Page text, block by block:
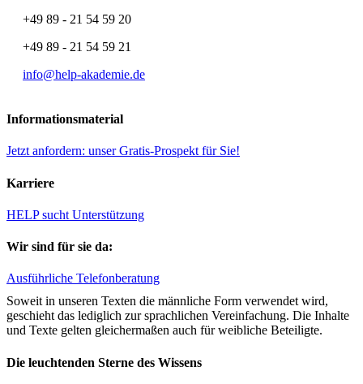
+49 89 - 21 54 59 20
+49 89 - 21 54 59 21
info@help-akademie.de
Informationsmaterial
Jetzt anfordern: unser Gratis-Prospekt für Sie!
Karriere
HELP sucht Unterstützung
Wir sind für sie da:
Ausführliche Telefonberatung
Soweit in unseren Texten die männliche Form verwendet wird,
geschieht das lediglich zur sprachlichen Vereinfachung. Die Inhalte
und Texte gelten gleichermaßen auch für weibliche Beteiligte.
Die leuchtenden Sterne des Wissens